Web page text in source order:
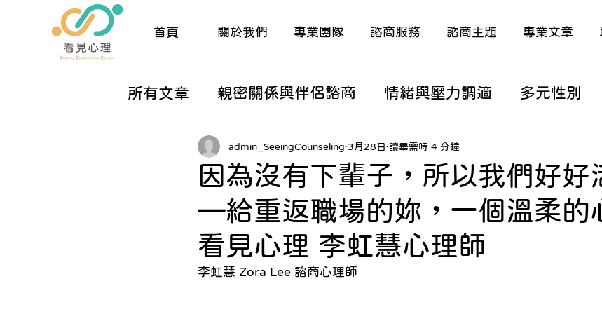
首頁 關於我們 專業團隊 諮商服務 諮商主題 專業文章
所有文章 親密關係與伴侶諮商 情緒與壓力調適 多元性別
兒童與親職諮商 生涯/職涯議題 家庭關係與原生家庭
催眠與夢工作 人際議題 特殊議題（含多元語言） 熟年
關於諮商的那些大小事 從諮商看新聞時事
因為沒有下輩子，所以我們好好
—給重返職場的妳，一個溫柔的
看見心理 李虹慧心理師
admin_SeeingCounseling 3月28日 讀畢需時 4 分鐘
李虹慧 Zora Lee 諮商心理師